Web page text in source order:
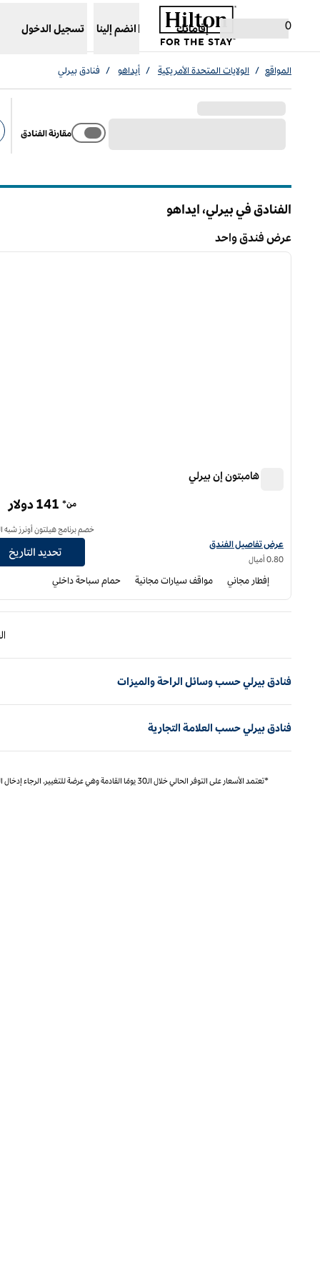
0
إقاماتك
،يفتح علامة تبويب جديدة
انضم إلينا تسجيل الدخول
المواقع / الولايات المتحدة الأمريكية / أيداهو / فنادق بيرلي
مقارنة الفنادق
الفنادق في بيرلي، ايداهو
عرض فندق واحد
عرض فندق واحد1 من 12
فندق هامبتون إن بيرلي
عرض تفاصيل الفندق لفندق هامبتون إن بيرلي
عرض تفاصيل الفندق
0.80 أميال
من* 141 دولار
خصم برنامج هيلتون أونرز شبه
تحديد التاريخ
إفطار مجاني مواقف سيارات مجانية حمام سباحة داخلي
الصفحة
فنادق بيرلي حسب وسائل الراحة والميزات
فنادق بيرلي حسب العلامة التجارية
*تعتمد الأسعار على التوفر الحالي خلال الـ30 يومًا القادمة وهي عرضة للتغيير. الرجاء إدخال التواريخ الدقيقة للتسعير المحدد والتوفر.